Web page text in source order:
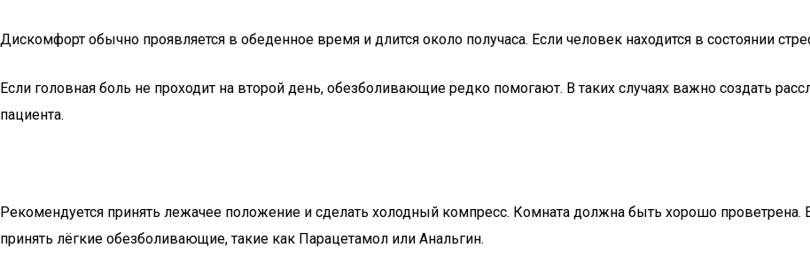
Дискомфорт обычно проявляется в обеденное время и длится около получаса. Если человек находится в состоянии
Если головная боль не проходит на второй день, обезболивающие редко помогают. В таких случаях важно создать
пациента.
Рекомендуется принять лежачее положение и сделать холодный компресс. Комната должна быть хорошо проветрена.
принять лёгкие обезболивающие, такие как Парацетамол или Анальгин.